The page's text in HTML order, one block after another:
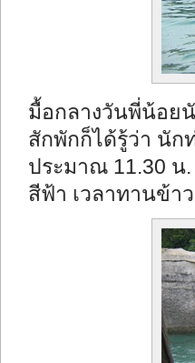
มื้อกลางวันพี่น้อย
สักพักก็ได้รู้ว่า นัก
ประมาณ 11.30 น
สีฟ้า เวลาทานข้า